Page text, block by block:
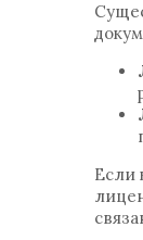
Если